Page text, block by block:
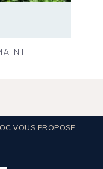
VOUS PROPOSE